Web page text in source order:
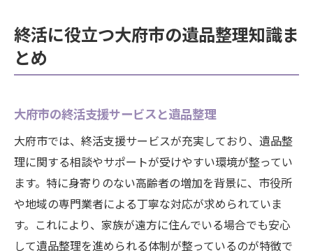
終活に役立つ大府市の遺品整理知識ま
とめ
大府市の終活支援サービスと遺品整理
大府市では、終活支援サービスが充実しており、遺品整
理に関する相談やサポートが受けやすい環境が整ってい
ます。特に身寄りのない高齢者の増加を背景に、市役所
や地域の専門業者による丁寧な対応が求められていま
す。これにより、家族が遠方に住んでいる場合でも安心
して遺品整理を進められる体制が整っているのが特徴で